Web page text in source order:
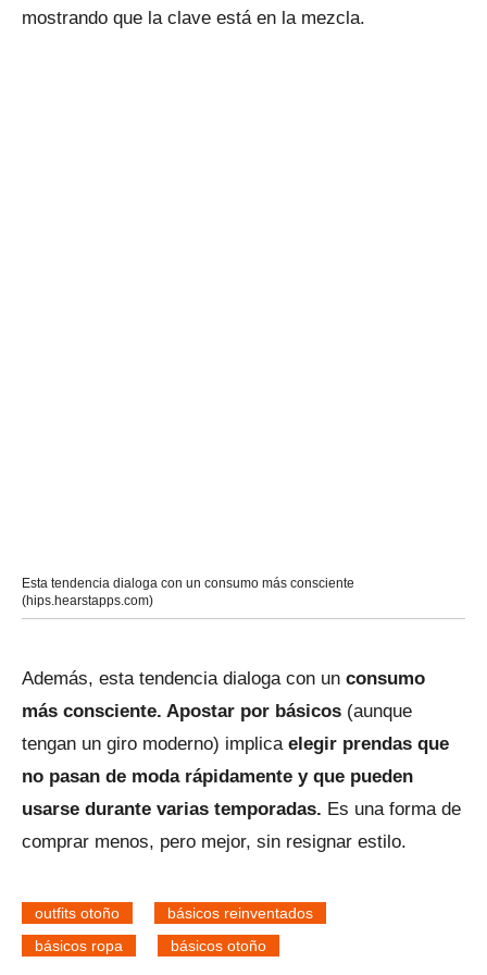
mostrando que la clave está en la mezcla.
Esta tendencia dialoga con un consumo más consciente
(hips.hearstapps.com)
Además, esta tendencia dialoga con un consumo
más consciente. Apostar por básicos (aunque
tengan un giro moderno) implica elegir prendas que
no pasan de moda rápidamente y que pueden
usarse durante varias temporadas. Es una forma de
comprar menos, pero mejor, sin resignar estilo.
outfits otoño
básicos reinventados
básicos ropa
básicos otoño